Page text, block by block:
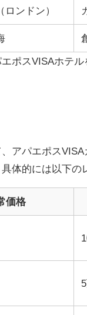
ロンドン）
ポスVISAホテル
アパエポス
体的には以下の
価格